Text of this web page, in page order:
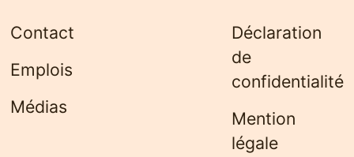
Contact
Emplois
Médias
Déclaration
de
confidentialité
Mention
légale